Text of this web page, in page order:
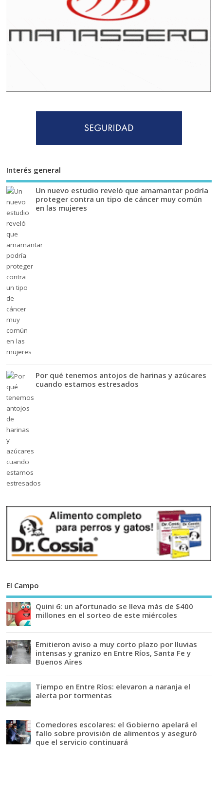
Interés general
Un nuevo estudio reveló que amamantar podría
proteger contra un tipo de cáncer muy común
en las mujeres
Por qué tenemos antojos de harinas y azúcares
cuando estamos estresados
El Campo
Quini 6: un afortunado se lleva más de $400
millones en el sorteo de este miércoles
Emitieron aviso a muy corto plazo por lluvias
intensas y granizo en Entre Ríos, Santa Fe y
Buenos Aires
Tiempo en Entre Ríos: elevaron a naranja el
alerta por tormentas
Comedores escolares: el Gobierno apelará el
fallo sobre provisión de alimentos y aseguró
que el servicio continuará